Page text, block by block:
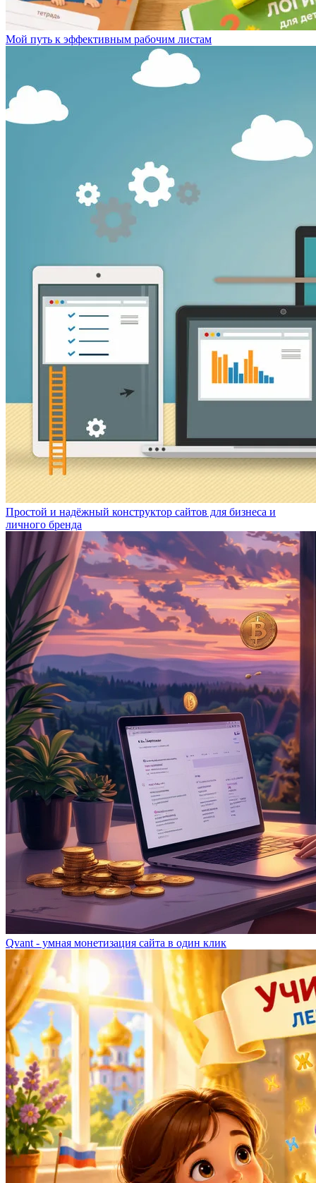
Мой путь к эффективным рабочим листам
Простой и надёжный конструктор сайтов для бизнеса и
личного бренда
Qvant - умная монетизация сайта в один клик